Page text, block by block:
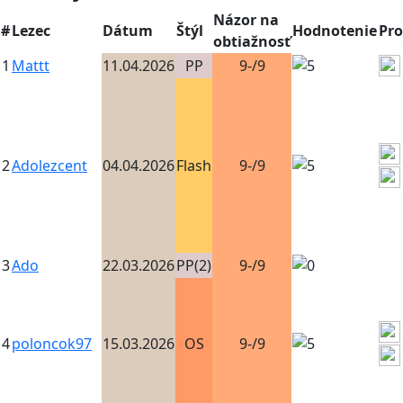
#Lezec Dátum Štýl
Názor na
obtiažnosť
Hodnotenie
1 Mattt 11.04.2026 PP 9-/9
2Adolezcent 04.04.2026Flash 9-/9
3Ado 22.03.2026PP(2) 9-/9
4poloncok97 15.03.2026 OS 9-/9